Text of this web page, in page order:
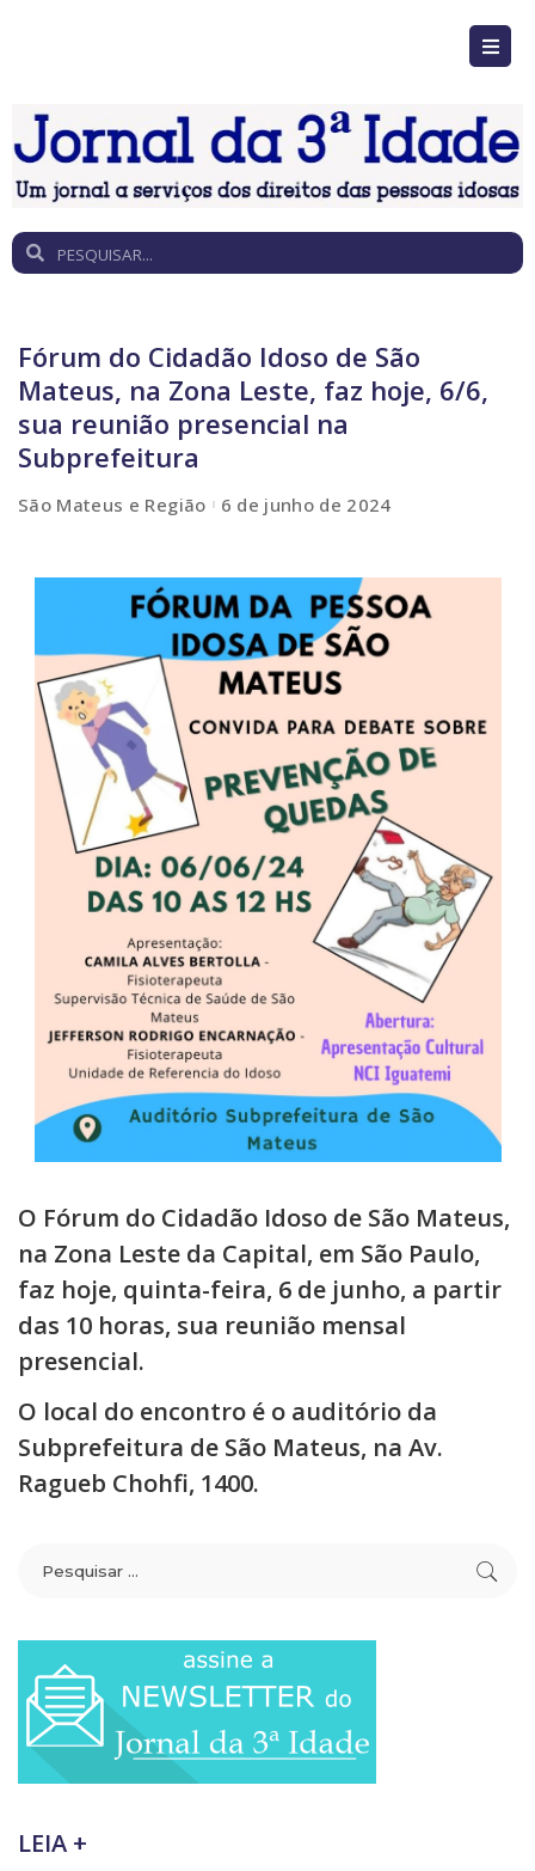
Fórum do Cidadão Idoso de São
Mateus, na Zona Leste, faz hoje, 6/6,
sua reunião presencial na
Subprefeitura
São Mateus e Região 6 de junho de 2024
O Fórum do Cidadão Idoso de São Mateus,
na Zona Leste da Capital, em São Paulo,
faz hoje, quinta-feira, 6 de junho, a partir
das 10 horas, sua reunião mensal
presencial.
O local do encontro é o auditório da
Subprefeitura de São Mateus, na Av.
Ragueb Chohfi, 1400.
LEIA +